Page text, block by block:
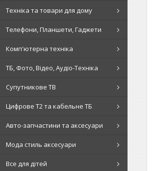
Техніка та товари для дому
Телефони, Планшети, Гаджети
Комп'ютерна техніка
ТБ, Фото, Відео, Аудіо-Техніка
Супутникове ТВ
Цифрове Т2 та кабельне ТБ
Авто-запчастини та аксесуари
Мода стиль аксесуари
Все для дітей